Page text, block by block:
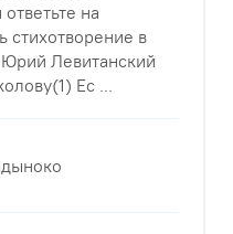
на
стихотворение в
Левитанский
Ес ...